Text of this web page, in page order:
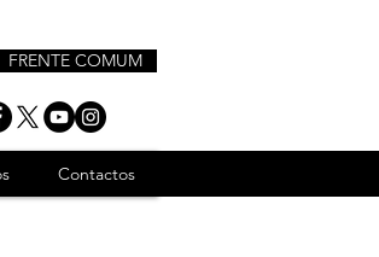
FRENTE COMUM
Contactos